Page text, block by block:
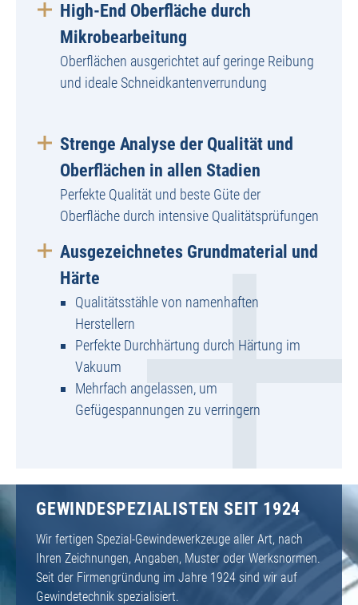
High-End Oberfläche durch
Mikrobearbeitung
Oberflächen ausgerichtet auf geringe Reibung
und ideale Schneidkantenverrundung
Strenge Analyse der Qualität und
Oberflächen in allen Stadien
Perfekte Qualität und beste Güte der
Oberfläche durch intensive Qualitätsprüfungen
Ausgezeichnetes Grundmaterial und
Härte
Qualitätsstähle von namenhaften
Herstellern
Perfekte Durchhärtung durch Härtung im
Vakuum
Mehrfach angelassen, um
Gefügespannungen zu verringern
GEWINDESPEZIALISTEN SEIT 1924
Wir fertigen Spezial-Gewindewerkzeuge aller Art, nach
Ihren Zeichnungen, Angaben, Muster oder Werksnormen.
Seit der Firmengründung im Jahre 1924 sind wir auf
Gewindetechnik spezialisiert.